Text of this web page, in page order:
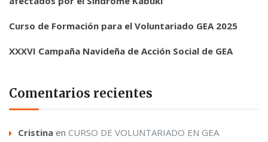
Curso de Formación para el Voluntariado GEA 2025
XXXVI Campaña Navideña de Acción Social de GEA
Comentarios recientes
Cristina en CURSO DE VOLUNTARIADO EN GEA